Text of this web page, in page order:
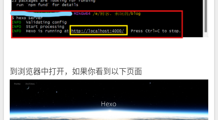
到浏览器中打开，如果你看到以下页面